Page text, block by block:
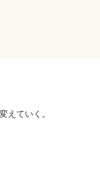
えていく。